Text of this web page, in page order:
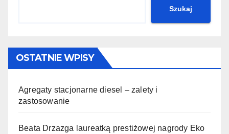
Szukaj
OSTATNIE WPISY
Agregaty stacjonarne diesel – zalety i
zastosowanie
Beata Drzazga laureatką prestiżowej nagrody Eko